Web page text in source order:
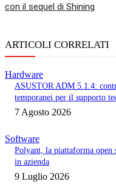
con il sequel di Shining
ARTICOLI CORRELATI
Hardware
ASUSTOR ADM 5.1.4:
temporanei per il supporto
7 Agosto 2026
Software
Polyant, la piattaforma open
in azienda
9 Luglio 2026